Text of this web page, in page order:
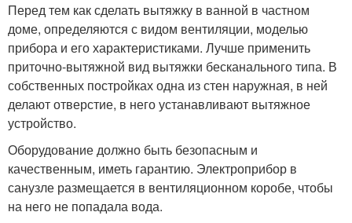
Перед тем как сделать вытяжку в ванной в частном
доме, определяются с видом вентиляции, моделью
прибора и его характеристиками. Лучше применить
приточно-вытяжной вид вытяжки бесканального типа. В
собственных постройках одна из стен наружная, в ней
делают отверстие, в него устанавливают вытяжное
устройство.
Оборудование должно быть безопасным и
качественным, иметь гарантию. Электроприбор в
санузле размещается в вентиляционном коробе, чтобы
на него не попадала вода.